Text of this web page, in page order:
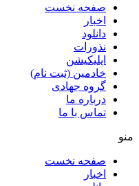
صفحه نخست
اخبار
دانلود
نذورات
اپلیکیشن
خادمین (ثبت نام)
گروه جهادی
درباره ما
تماس با ما
منو
صفحه نخست
اخبار